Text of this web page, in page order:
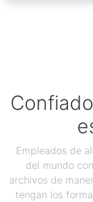
Empleados de
del mundo
archivos de
tengan los